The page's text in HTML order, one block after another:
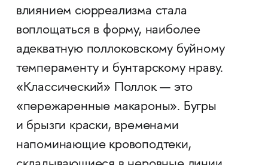
влиянием сюрреализма стала
воплощаться в форму, наиболее
адекватную поллоковскому буйному
темпераменту и бунтарскому нраву.
«Классический» Поллок — это
«пережаренные макароны». Бугры
и брызги краски, временами
напоминающие кровоподтеки,